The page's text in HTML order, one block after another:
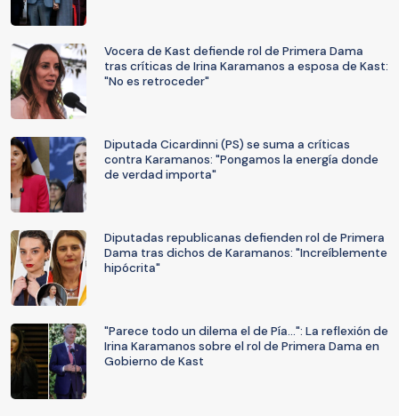
Vocera de Kast defiende rol de Primera Dama
tras críticas de Irina Karamanos a esposa de Kast:
"No es retroceder"
Diputada Cicardinni (PS) se suma a críticas
contra Karamanos: "Pongamos la energía donde
de verdad importa"
Diputadas republicanas defienden rol de Primera
Dama tras dichos de Karamanos: "Increíblemente
hipócrita"
"Parece todo un dilema el de Pía...": La reflexión de
Irina Karamanos sobre el rol de Primera Dama en
Gobierno de Kast